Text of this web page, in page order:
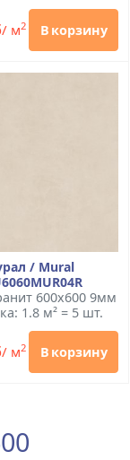
м2 В корзину
/ Mural
600x600 9мм
1.8 м² = 5 шт.
м2 В корзину